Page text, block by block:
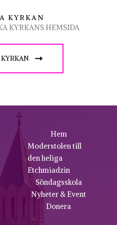
KYRKAN
KYRKANS HEMSIDA
Hem
Moderstolen till
den heliga
Etchmiadzin
Söndagsskola
Nyheter & Event
Donera